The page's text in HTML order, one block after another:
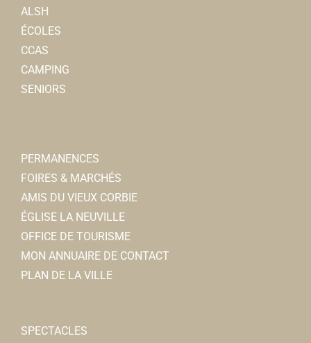
ALSH
ÉCOLES
CCAS
CAMPING
SENIORS
PERMANENCES
FOIRES & MARCHÉS
AMIS DU VIEUX CORBIE
ÉGLISE LA NEUVILLE
OFFICE DE TOURISME
MON ANNUAIRE DE CONTACT
PLAN DE LA VILLE
SPECTACLES